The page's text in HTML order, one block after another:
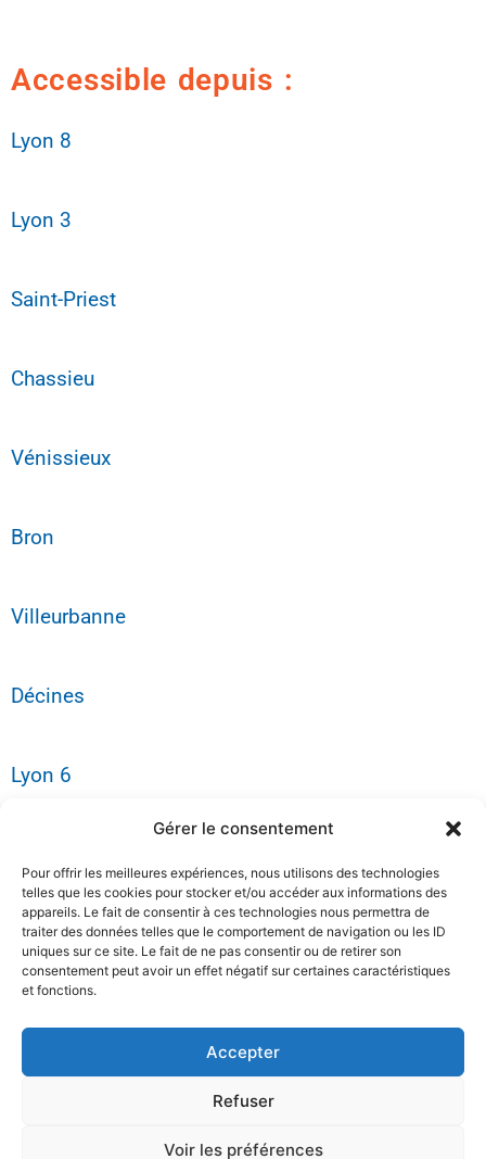
Gérer le consentement
Pour offrir les meilleures expériences, nous utilisons des technologies
telles que les cookies pour stocker et/ou accéder aux informations des
appareils. Le fait de consentir à ces technologies nous permettra de
traiter des données telles que le comportement de navigation ou les ID
uniques sur ce site. Le fait de ne pas consentir ou de retirer son
consentement peut avoir un effet négatif sur certaines caractéristiques
et fonctions.
Accepter
Refuser
Voir les préférences
Accessible depuis :
Lyon 8
Lyon 3
Saint-Priest
Chassieu
Vénissieux
Bron
Villeurbanne
Décines
Lyon 6
Tarifs
Mentions légales